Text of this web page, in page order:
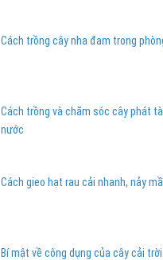
Cách trồng cây nha đam trong
Cách trồng và chăm sóc cây phát
nước
Cách gieo hạt rau cải nhanh, nảy
Bí mật về công dụng của cây cải trời